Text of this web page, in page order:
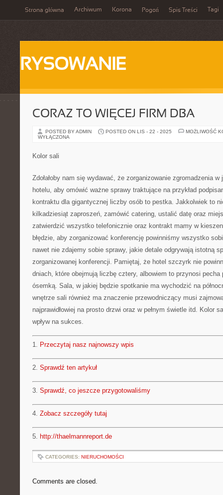
Strona główna Archiwum Korona Pogoń Spis Treści Tagi
RYSOWANIE
CORAZ TO WIĘCEJ FIRM DBA
POSTED BY ADMIN POSTED ON LIS - 22 - 2025
MOŻLIWOŚĆ
WYŁĄCZONA
Kolor sali
Zdołałoby nam się wydawać, że zorganizowanie zgromadzenia
hotelu, aby omówić ważne sprawy traktujące na przykład
kontraktu dla gigantycznej liczby osób to pestka. Jakkolwiek to
kilkadziesiąt zaproszeń, zamówić catering, ustalić datę oraz
zatwierdzić wszystko telefonicznie oraz kontrakt mamy w
błędzie, aby zorganizować konferencję powinniśmy wszystko
nawet nie zdajemy sobie sprawy, jakie detale odgrywają istotną
zorganizowanej konferencji. Pamiętaj, że hotel szczyrk nie
dniach, które obejmują liczbę cztery, albowiem to przynosi
ósemką. Sala, w jakiej będzie spotkanie ma wychodzić na
wnętrze sali również ma znaczenie przewodniczący musi
najprawidłowiej na prosto drzwi oraz w pełnym świetle itd. Kolor
wpływ na sukces.
1. Przeczytaj nasz najnowszy wpis
2. Sprawdź ten artykuł
3. Sprawdź, co jeszcze przygotowaliśmy
4. Zobacz szczegóły tutaj
5. http://thaelmannreport.de
CATEGORIES: NIERUCHOMOŚCI
Comments are closed.